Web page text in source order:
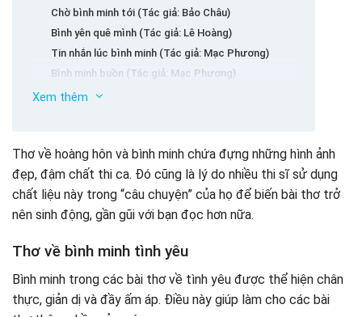
Chờ bình minh tới (Tác giả: Bảo Châu)
Bình yên quê mình (Tác giả: Lê Hoàng)
Tin nhắn lúc bình minh (Tác giả: Mạc Phương)
Bình minh buồn (Tác giả: Mạc Phương)
Thơ về cảnh bình minh trên biển
Bình minh biển (Tác giả: Phi Tuyết Ba)
Bình minh biển quê hương (Tác giả: Nguyễn Thái Cơ)
Bình minh biển (Tác giả: Biển Vắng)
Thơ về hoàng hôn 2 câu
Thơ thả thính hoàng hôn
1/ Ngắm Hoàng Hôn (Nguyễn Lệ)
2/ Biển Chiều
Xem thêm
Thơ về hoàng hôn và bình minh chứa đựng những hình ảnh
đẹp, đậm chất thi ca. Đó cũng là lý do nhiều thi sĩ sử dụng
chất liệu này trong “câu chuyện” của họ để biến bài thơ trở
nên sinh động, gần gũi với bạn đọc hơn nữa.
Thơ về bình minh tình yêu
Bình minh trong các bài thơ về tình yêu được thể hiện chân
thực, giản dị và đầy ấm áp. Điều này giúp làm cho các bài